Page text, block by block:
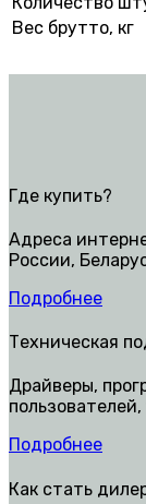
Вес брутто, кг
Где купить?
Адреса
России,
Подробнее
Техническая
Драйверы,
Подробнее
Как стать